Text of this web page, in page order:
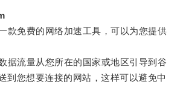
免费的网络加速工具，可以为您提供
流量从您所在的国家或地区引导到谷
到您想要连接的网站，这样可以避免中